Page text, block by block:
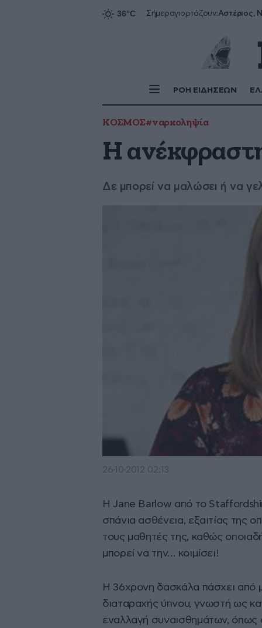
Σήμεραγιορτάζουν:Αστέριος,
ΡΟΗ ΕΙΔΗΣΕΩΝ
ΚΟΣΜΟΣ#ναρκοληψία
Η
Δε μπορεί να μαλώσει ή να
26·10·2012 02:13
Η Jane Barlow από το
σπάνια ασθένεια, εξαιτίας της
τους μαθητές της, καθώς
μπορεί να την… κοιμίσει!
Η 36χρονη δασκάλα πάσχει από
διαταραχής ύπνου, γνωστή ως
εναλλαγή συναισθημάτων, όπως